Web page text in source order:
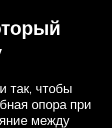
так, чтобы
опора при
между